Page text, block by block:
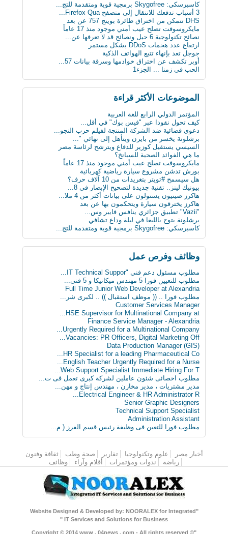
كاسبرسكي: Skygofree برمجية قوية ومتقدمة للتج...
3 أسباب تدفعك للانتقال إلى متصفح Firefox Qua...
DHS تتمكن من اختراق طائرة بوينج 757 عن بعد
مايكروسوفت تصلح عيب أمني موجود منذ 17 عاماً
نصائح تكنولوجية 6 حيل ونصائح قد لا تعرفها عن...
ارتفاع عدد هجمات DDoS بشكل مستمر
جوجل تعد بإنهاء تتبع الهواتف الذكية
أوبر تكشف عن اختراق خوادمها وسرقة بيانات 57...
الحب فى زمنا ... الجزء1
الثلج يشكل خطرا على حياة الرجل
لماذا يجب على الحوامل تجنب تناول الجبنة الطري...
بعد 3 عقود عدد الروبوتات سيفوق تعداد البشر بن...
أول ساعة ذكية للمكفوفين.. تحسس الرسائل على ال...
كيف تعطّل تحديث فيس بوك الذي أزعج الجميع؟
دراسة : كيلو عسل النحل يمنح طاقة تعادل 3 آلاف...
سن الأربعين لم يعد يمثل عائقا للزواج والإنجاب...
ثورة في عالم الطب: حبوب مبتكرة تنقل البيانات...
علماء يابانيون يكشفون الرابط بين قلة النوم وا...
دماغك قد يقتلك بسبب السكر
8 حيل ذكية تجعل حياتك أسهل
« ميادين المدن التاريخية ودورها في تأصيل الهو...
ابتكار طبي يستخدم سائلا غير الدم لقياس مستوى...
دراسة: المأكولات البحرية تطيل العمر
البدناء أكثر سعادة من غيرهم!
الموضوعات اﻷكثر قراءة
المؤتمر الدولي الرابع للغة العربية
كيف تحول نقودا عبر "فيس بوك" في أقل...
دعوى قضائية ضد الشركة المنتجة لفيلم حرب النجو...
برشلونة يخسر من بايرن ويتأهل إلى نهائي "...
السيسي يستقيل كوزير للدفاع ويترشح لرئاسة مصر
ما هي الفوائد الصحية للسبانخ؟
مايكروسوفت تصلح عيب أمني موجود منذ 17 عاماً
بورش تدشن مشروع سيارة رياضية كهربائية
هل سيسمح #تويتر بتغريدات من 10 آلاف حرف؟
بيونيك لينز.. تقنية جديدة لتصحيح الإبصار في 8...
هاكرز صينيون يستولون على بيانات أكثر من 4 ملا...
هاكرز يخترقون سيارة ويتحكمون بها عن بعد
"Vazii" تطبيق جزائري ينافس فايبر وس...
برشلونة يتوج بالليغا في ليلة وداع تشافي
كاسبرسكي: Skygofree برمجية قوية ومتقدمة للتج...
وظائف وفرص عمل
مطلوب مسئول دعم فني "IT Technical Suppor...
مطلوب للتعيين فورا 5 مهندس ميكانيكا و 5 فنى...
Full Time Junior Web Developer at Alexandria
مطلوب‬ فورا .. (( موظف استقبال )) .. لكبرى شر...
Customer Services Manager
HSE Supervisor for Multinational Company at...
Finance Service Manager - Alexandria
Urgently Required for a Multinational Company...
Vacancies: PR Officers, Digital Marketing Off...
Data Production Manager (GIS)
HR Specialist for a leading Pharmaceutical Co...
English Teacher Urgently Required for a Nurse...
Web Support Specialist Immediate Hiring For T...
مطلوب اخصائى شئون عاملين لشركة كبرى تعمل فى ت...
مدير مشتريات ، مدير مخازن ، مهندس إنتاج و مهن...
Electrical Engineer & HR Administrator R...
Senior Graphic Designers
Technical Support Specialist
Administration Assistant
مطلوب فورا للتعين فى وظيفة رئيس قسم الفرز ( م...
القائمة الرئيسية
أخبار مصر علوم وتكنولوجيا تقارير صحة وطب
ثقافة وفنون
رياضة
ندوات ومؤتمرات أقلام وآراء وظائف
"Website Designed & Developed by: NOORALEX for Integrated
IT Services and Solutions for Business "
"Copyright © 2014 www . 04news . com - All rights reserved ©